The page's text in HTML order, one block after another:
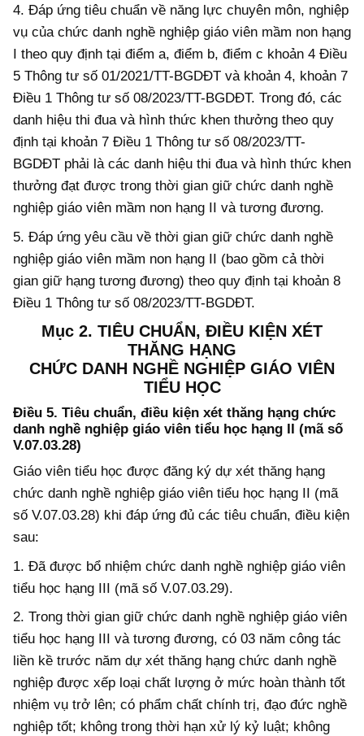
4. Đáp ứng tiêu chuẩn về năng lực chuyên môn, nghiệp
vụ của chức danh nghề nghiệp giáo viên mầm non hạng
I theo quy định tại điểm a, điểm b, điểm c khoản 4 Điều
5 Thông tư số 01/2021/TT-BGDĐT và khoản 4, khoản 7
Điều 1 Thông tư số 08/2023/TT-BGDĐT. Trong đó, các
danh hiệu thi đua và hình thức khen thưởng theo quy
định tại khoản 7 Điều 1 Thông tư số 08/2023/TT-
BGDĐT phải là các danh hiệu thi đua và hình thức khen
thưởng đạt được trong thời gian giữ chức danh nghề
nghiệp giáo viên mầm non hạng II và tương đương.
5. Đáp ứng yêu cầu về thời gian giữ chức danh nghề
nghiệp giáo viên mầm non hạng II (bao gồm cả thời
gian giữ hạng tương đương) theo quy định tại khoản 8
Điều 1 Thông tư số 08/2023/TT-BGDĐT.
Mục 2. TIÊU CHUẨN, ĐIỀU KIỆN XÉT
THĂNG HẠNG
CHỨC DANH NGHỀ NGHIỆP GIÁO VIÊN
TIỂU HỌC
Điều 5. Tiêu chuẩn, điều kiện xét thăng hạng chức
danh nghề nghiệp giáo viên tiểu học hạng II (mã số
V.07.03.28)
Giáo viên tiểu học được đăng ký dự xét thăng hạng
chức danh nghề nghiệp giáo viên tiểu học hạng II (mã
số V.07.03.28) khi đáp ứng đủ các tiêu chuẩn, điều kiện
sau:
1. Đã được bổ nhiệm chức danh nghề nghiệp giáo viên
tiểu học hạng III (mã số V.07.03.29).
2. Trong thời gian giữ chức danh nghề nghiệp giáo viên
tiểu học hạng III và tương đương, có 03 năm công tác
liền kề trước năm dự xét thăng hạng chức danh nghề
nghiệp được xếp loại chất lượng ở mức hoàn thành tốt
nhiệm vụ trở lên; có phẩm chất chính trị, đạo đức nghề
nghiệp tốt; không trong thời hạn xử lý kỷ luật; không